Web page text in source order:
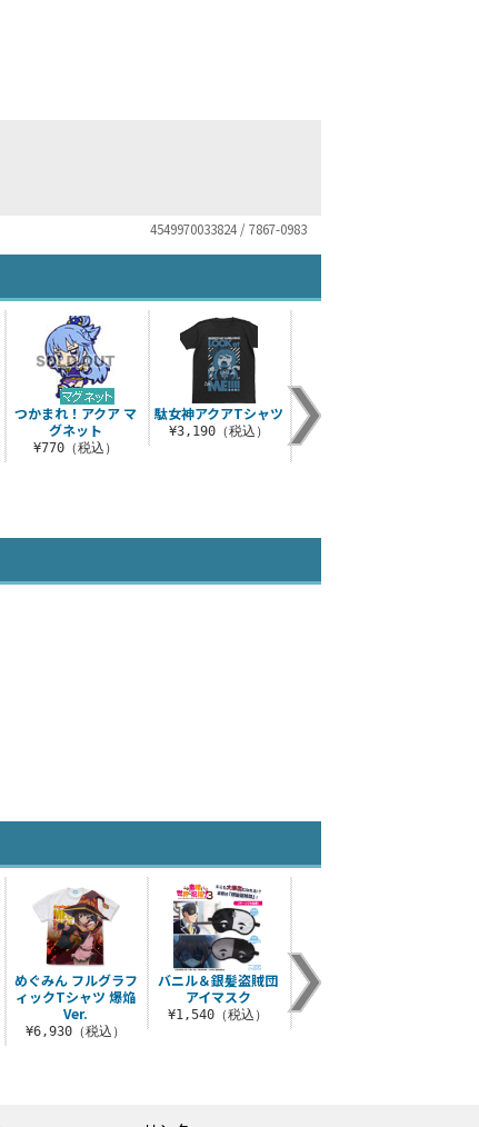
4549970033824 / 7867-0983
つかまれ！アクア マ
グネット
¥770（税込）
駄女神アクアTシャツ
¥3,190（税込）
アクア つままれスト
めぐみん フルグラフ
ィックTシャツ 爆焔
Ver.
¥6,930（税込）
バニル＆銀髪盗賊団
アイマスク
¥1,540（税込）
アクシズ教 ジップパ